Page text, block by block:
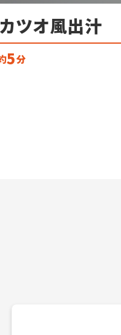
ツオ風出汁
5分